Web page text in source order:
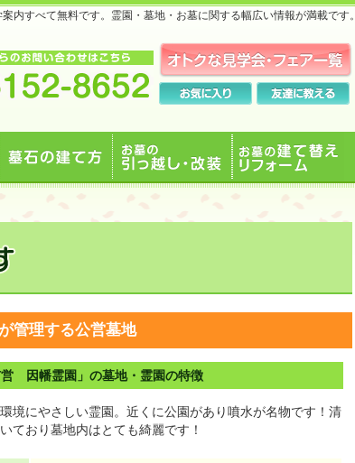
内すべて無料です。霊園・墓地・お墓に関する幅広い情報が満載です。
管理する公営墓地
営 因幡霊園」の墓地・霊園の特徴
境にやさしい霊園。近くに公園があり噴水が名物です！清
ており墓地内はとても綺麗です！